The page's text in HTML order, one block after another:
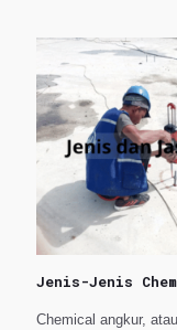
Jenis-Jenis
Chemical angkur,